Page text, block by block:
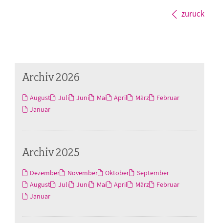
zurück
Archiv 2026
August Juli Juni Mai April März
Februar
Januar
Archiv 2025
Dezember November Oktober
September
August
Juli Juni Mai April März
Februar
Januar